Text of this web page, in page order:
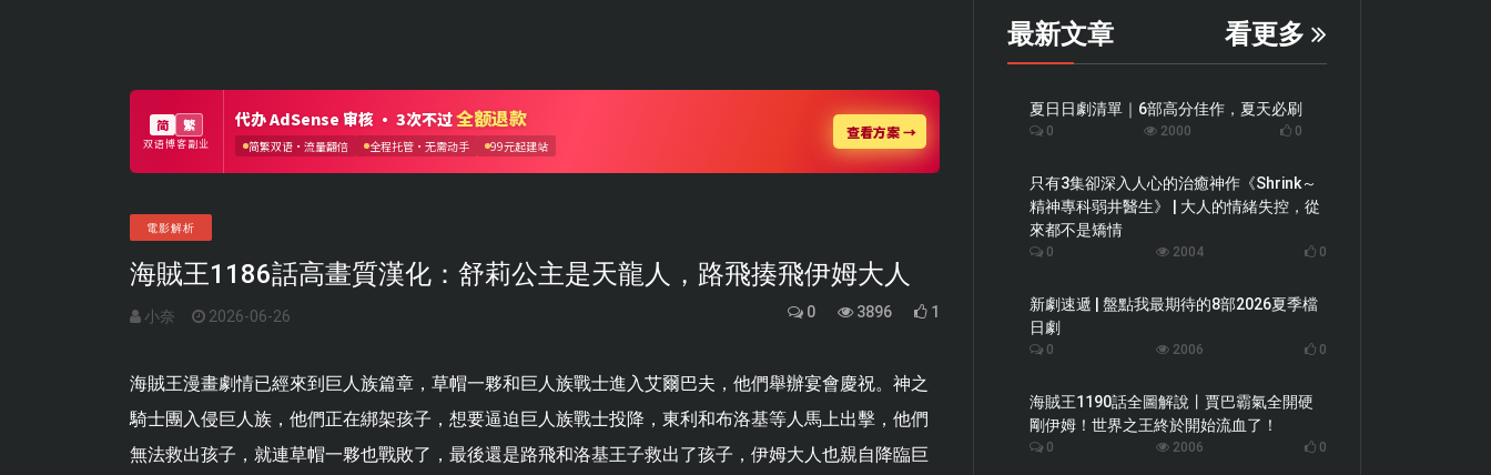
電影解析
海賊王1186話高畫質漢化：舒莉公主是天龍人，路飛揍飛伊姆大人
小奈 2026-06-26 0 3896 1
海賊王漫畫劇情已經來到巨人族篇章，草帽一夥和巨人族戰士進入艾爾巴夫，他們舉辦宴會慶祝。神之
騎士團入侵巨人族，他們正在綁架孩子，想要逼迫巨人族戰士投降，東利和布洛基等人馬上出擊，他們
無法救出孩子，就連草帽一夥也戰敗了，最後還是路飛和洛基王子救出了孩子，伊姆大人也親自降臨巨
最新文章 看更多
夏日日劇清單｜6部高分佳作，夏天必刷
0 2000 0
只有3集卻深入人心的治癒神作《Shrink～
精神專科弱井醫生》 | 大人的情緒失控，從
來都不是矯情
0 2004 0
新劇速遞 | 盤點我最期待的8部2026夏季檔
日劇
0 2006 0
海賊王1190話全圖解說丨賈巴霸氣全開硬
剛伊姆！世界之王終於開始流血了！
0 2006 0